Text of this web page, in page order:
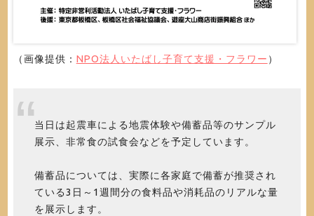
（画像提供： NPO法人いたばし子育て支援・フラワー ）
当日は起震車による地震体験や備蓄品等のサンプル
展示、非常食の試食会などを予定しています。
備蓄品については、実際に各家庭で備蓄が推奨され
ている3日～1週間分の食料品や消耗品のリアルな量
を展示します。